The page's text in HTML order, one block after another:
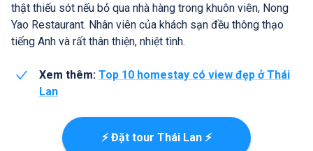
thật thiếu sót nếu bỏ qua nhà hàng trong khuôn viên, Nong
Yao Restaurant. Nhân viên của khách sạn đều thông thạo
tiếng Anh và rất thân thiện, nhiệt tình.
Xem thêm: Top 10 homestay có view đẹp ở Thái
Lan
⚡ Đặt tour Thái Lan ⚡